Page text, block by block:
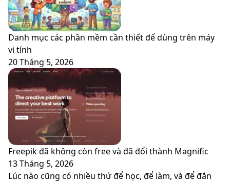
Danh mục các phần mềm cần thiết để dùng trên máy
vi tính
20 Tháng 5, 2026
Freepik đã không còn free và đã đổi thành Magnific
13 Tháng 5, 2026
Lúc nào cũng có nhiều thứ để học, để làm, và để đắn